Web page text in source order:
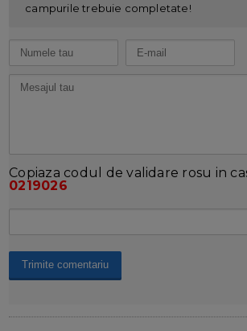
campurile trebuie completate!
Copiaza codul de validare rosu in
0219026